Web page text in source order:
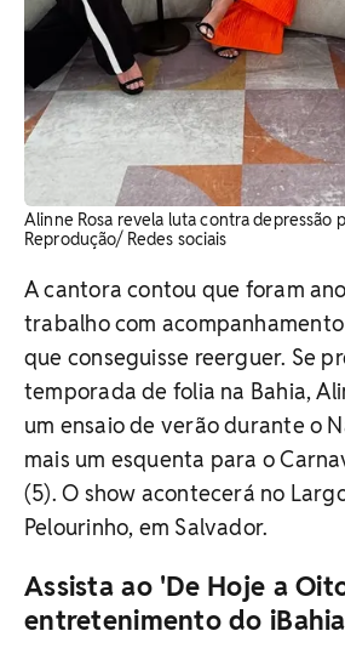
Alinne Rosa revela luta contra depressão
Reprodução/ Redes sociais
A cantora contou que foram
trabalho com
que conseguisse reerguer. Se
temporada de folia na Bahia,
um ensaio de verão durante o
mais um esquenta para o
(5). O show acontecerá no
Pelourinho, em Salvador.
Assista ao 'De Hoje a
entretenimento do